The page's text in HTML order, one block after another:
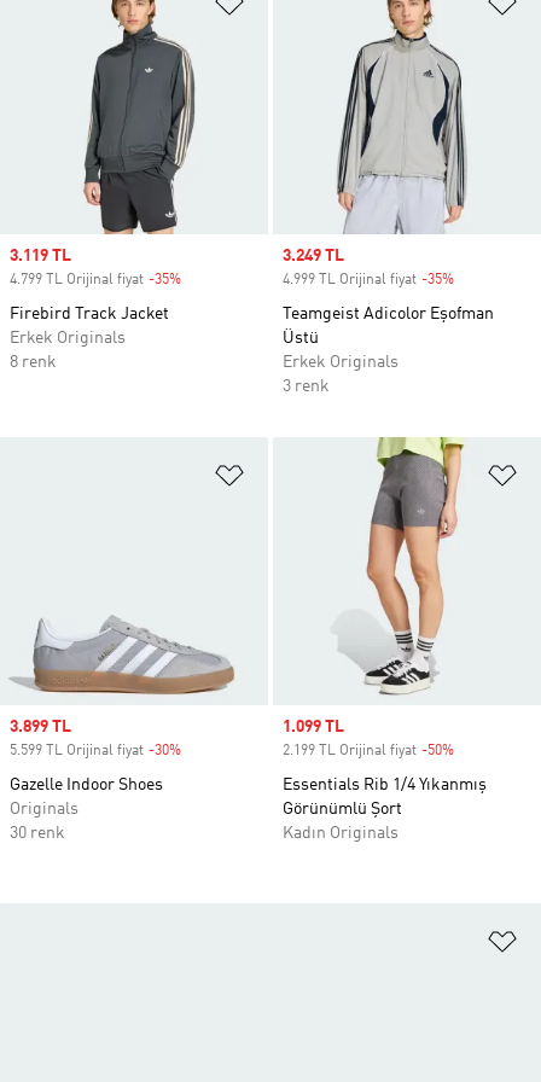
Sale price
3.119 TL
4.799 TL Orijinal fiyat -35%
Firebird Track Jacket
Erkek Originals
8 renk
Sale price
3.249 TL
4.999 TL Orijinal fiyat -35%
Teamgeist Adicolor Eşofman
Üstü
Erkek Originals
3 renk
Favori Listesine Ekle
Sale price
3.899 TL
5.599 TL Orijinal fiyat -30%
Gazelle Indoor Shoes
Originals
30 renk
Sale price
1.099 TL
2.199 TL Orijinal fiyat -50%
Essentials Rib 1/4 Yıkanmış
Görünümlü Şort
Kadın Originals